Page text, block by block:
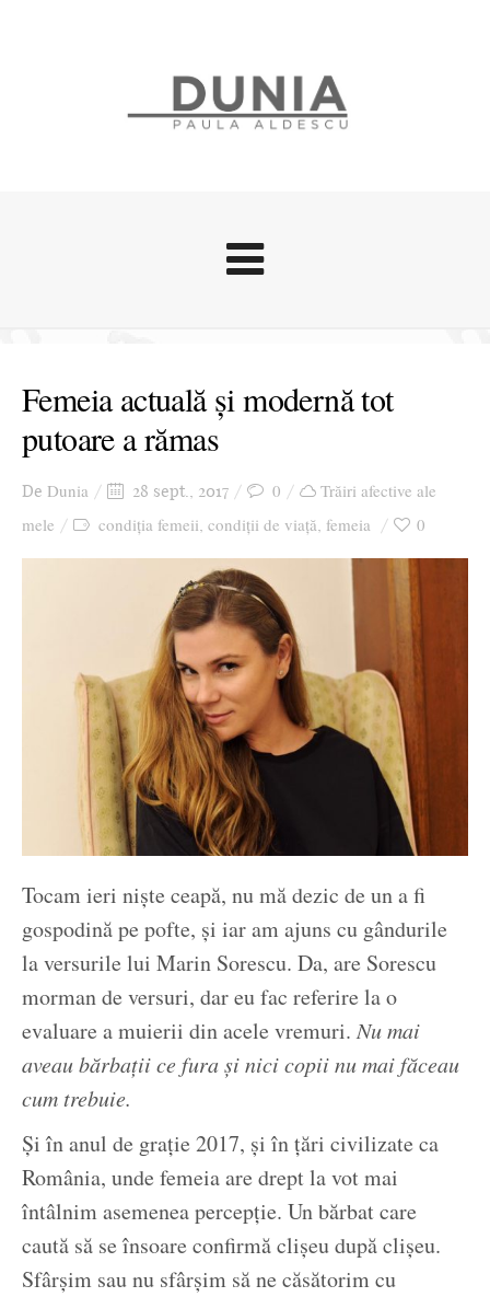
Stari afective
Zice Dunia
Cursuri povestite
Ziua culorii
Femeia actuală și modernă tot
putoare a rămas
De Dunia 28 sept., 2017 0
Trăiri afective ale
mele
condiția femeii, condiții de viață, femeia 0
Tocam ieri niște ceapă, nu mă dezic de un a fi
gospodină pe pofte, și iar am ajuns cu gândurile
la versurile lui Marin Sorescu. Da, are Sorescu
morman de versuri, dar eu fac referire la o
evaluare a muierii din acele vremuri.Nu mai
aveau bărbații ce fura și nici copii nu mai făceau
cum trebuie.
Și în anul de grație 2017, și în țări civilizate ca
România, unde femeia are drept la vot mai
întâlnim asemenea percepție. Un bărbat care
caută să se însoare confirmă clișeu după clișeu.
Sfârșim sau nu sfârșim să ne căsătorim cu